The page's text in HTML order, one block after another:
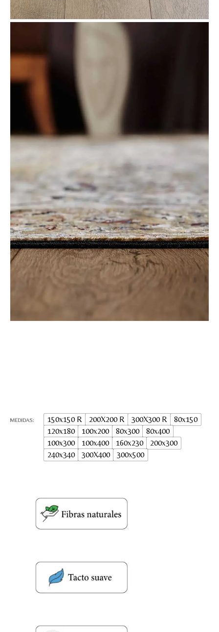
MEDIDAS 150x150 R 200X200 R 300X300 R
80x150
120x180
100x200 80x300
80x400
100x300
100x400 160x230
200x300
240x340
300X400 300x500
Correo electronico*
Tu mensaje.
Nombre y Referencia del producto
Doy mi consentimiento para que
información que envío para que